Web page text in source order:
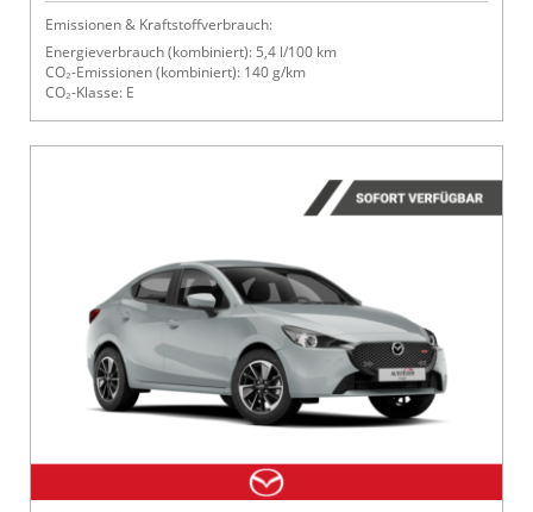
Emissionen & Kraftstoffverbrauch:
Energieverbrauch (kombiniert): 5,4 l/100 km
CO₂-Emissionen (kombiniert): 140 g/km
CO₂-Klasse: E